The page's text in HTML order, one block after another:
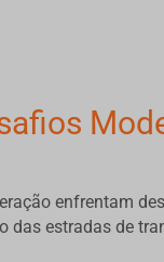
enfrentam
das estradas de